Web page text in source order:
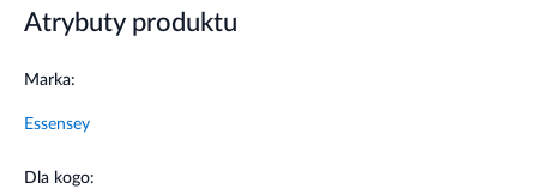
Ekstrakt z korzenia Ashwagandhy
(Withania somnifera (L.) Dunal)
Właściwości składników
Atrybuty produktu
Marka:
Essensey
Dla kogo: